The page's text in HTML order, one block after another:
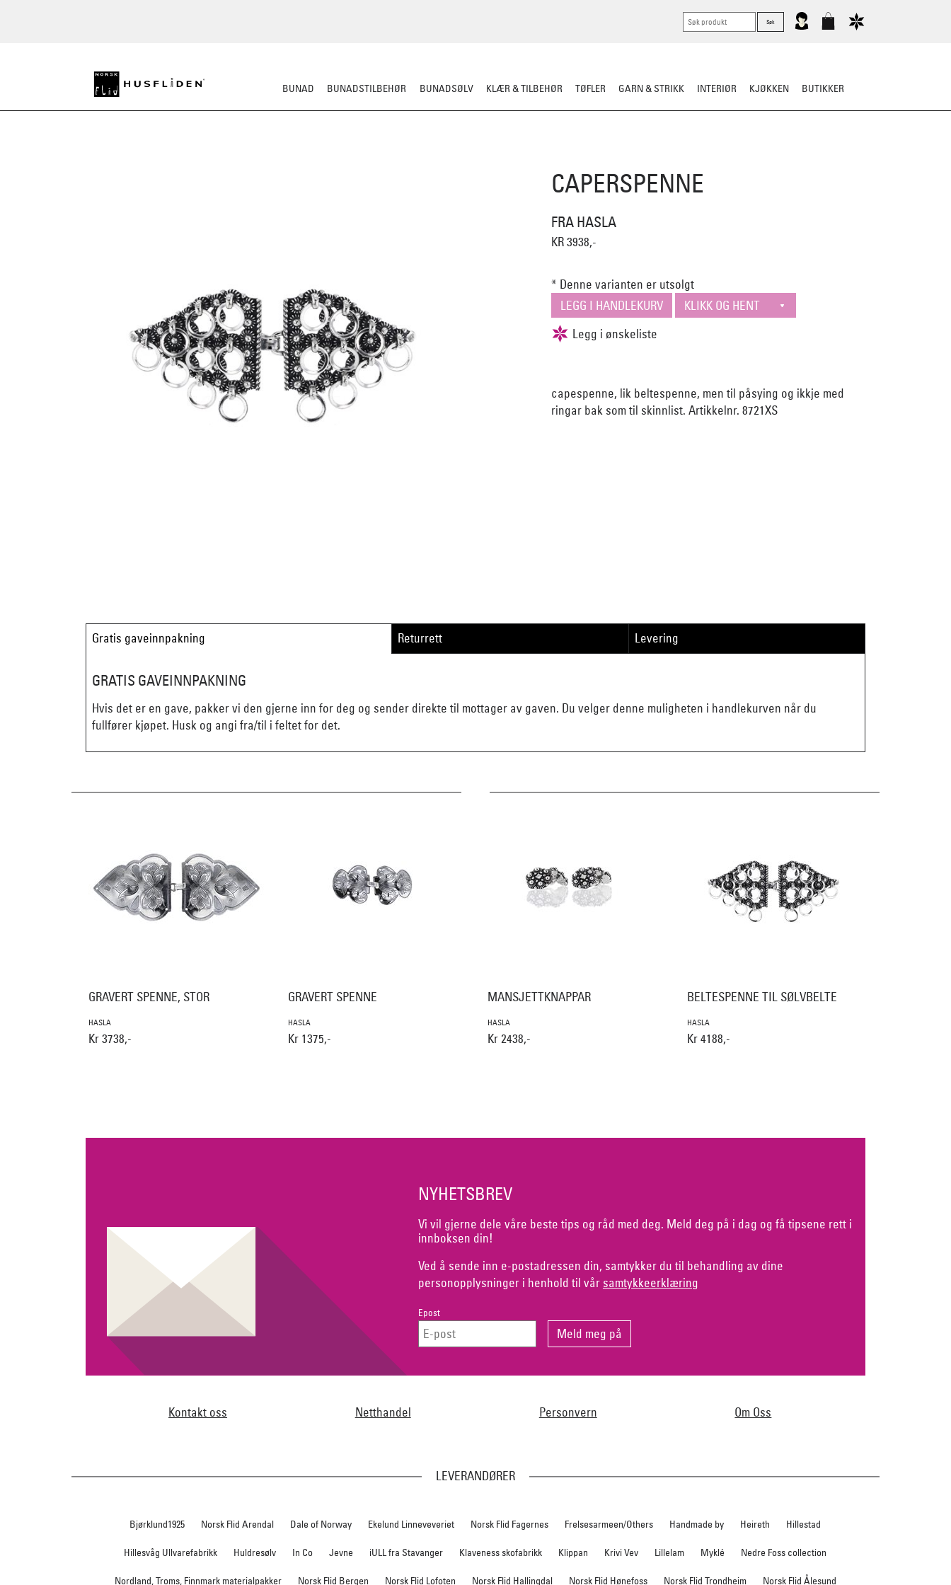
BUNAD BUNADSTILBEHØR BUNADSØLV KLÆR & TILBEHØR TØFLER GARN & STRIKK INTERIØR KJØKKEN BUTIKKER
CAPERSPENNE
FRA HASLA
KR 3938,-
* Denne varianten er utsolgt
capespenne, lik beltespenne, men til påsying og ikkje med
ringar bak som til skinnlist. Artikkelnr. 8721XS
Gratis gaveinnpakning Returrett Levering
GRATIS GAVEINNPAKNING
Hvis det er en gave, pakker vi den gjerne inn for deg og sender direkte til mottager av gaven. Du velger denne muligheten i handlekurven når du
fullfører kjøpet. Husk og angi fra/til i feltet for det.
GRAVERT SPENNE, STOR
HASLA
Kr 3738,-
GRAVERT SPENNE
HASLA
Kr 1375,-
MANSJETTKNAPPAR
HASLA
Kr 2438,-
BELTESPENNE TIL SØLVBELTE
HASLA
Kr 4188,-
NYHETSBREV
Vi vil gjerne dele våre beste tips og råd med deg. Meld deg på i dag og få tipsene rett i
innboksen din!
Ved å sende inn e-postadressen din, samtykker du til behandling av dine
personopplysninger i henhold til vår samtykkeerklæring
Epost
Kontakt oss Netthandel Personvern Om Oss
LEVERANDØRER
Bjørklund1925 Norsk Flid Arendal Dale of Norway Ekelund Linneveveriet Norsk Flid Fagernes Frelsesarmeen/Others Handmade by Heireth Hillestad
Hillesvåg Ullvarefabrikk Huldresølv In Co Jevne iULL fra Stavanger Klaveness skofabrikk Klippan Krivi Vev Lillelam Myklé Nedre Foss collection
Nordland, Troms, Finnmark materialpakker Norsk Flid Bergen Norsk Flid Lofoten Norsk Flid Hallingdal Norsk Flid Hønefoss Norsk Flid Trondheim Norsk Flid Ålesund